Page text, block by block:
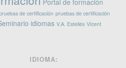
Portal de formación
de certificación pruebas de certificación
idiomas V.A. Estellés VIcent
IDIOMA: